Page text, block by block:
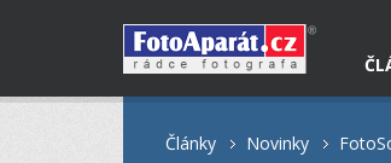
Články Novinky